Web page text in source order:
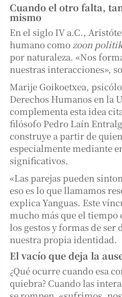
Cuando el otro falta,
mismo
En el siglo IV a.C.,
humano como zoon
por naturaleza. «Nos
nuestras interacciones»,
Marije Goikoetxea,
Derechos Humanos en la
complementa esta idea
filósofo Pedro Laín
construye a partir de
especialmente mediante
significativos.
«Las parejas pueden
eso es lo que llamamos
explica Yanguas. Este
mucho más que el
los gestos y formas de
nuestra propia identidad.
El vacío que deja la
¿Qué ocurre cuando esa
quiebra? Cuando las